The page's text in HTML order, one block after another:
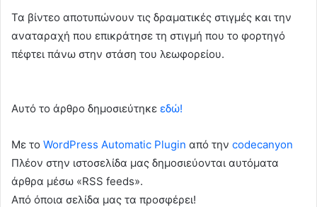
Τα βίντεο αποτυπώνουν τις δραματικές στιγμές και την
αναταραχή που επικράτησε τη στιγμή που το φορτηγό
πέφτει πάνω στην στάση του λεωφορείου.
Αυτό το άρθρο δημοσιεύτηκε εδώ!
Με το WordPress Automatic Plugin από την codecanyon
Πλέον στην ιστοσελίδα μας δημοσιεύονται αυτόματα
άρθρα μέσω «RSS feeds».
Από όποια σελίδα μας τα προσφέρει!